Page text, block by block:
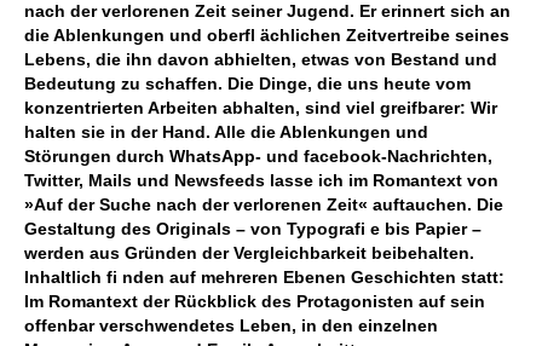
nach der verlorenen Zeit seiner Jugend. Er erinnert sich an
die Ablenkungen und oberfl ächlichen Zeitvertreibe seines
Lebens, die ihn davon abhielten, etwas von Bestand und
Bedeutung zu schaffen. Die Dinge, die uns heute vom
konzentrierten Arbeiten abhalten, sind viel greifbarer: Wir
halten sie in der Hand. Alle die Ablenkungen und
Störungen durch WhatsApp- und facebook-Nachrichten,
Twitter, Mails und Newsfeeds lasse ich im Romantext von
»Auf der Suche nach der verlorenen Zeit« auftauchen. Die
Gestaltung des Originals – von Typografi e bis Papier –
werden aus Gründen der Vergleichbarkeit beibehalten.
Inhaltlich fi nden auf mehreren Ebenen Geschichten statt:
Im Romantext der Rückblick des Protagonisten auf sein
offenbar verschwendetes Leben, in den einzelnen